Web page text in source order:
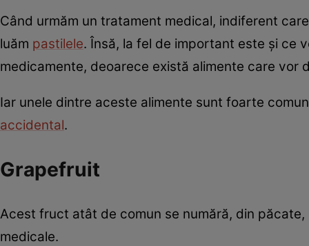
Când urmăm un tratament medical, indiferent
luăm pastilele. Însă, la fel de important este și ce
medicamente, deoarece există alimente care
Iar unele dintre aceste alimente sunt foarte
accidental.
Grapefruit
Acest fruct atât de comun se numără, din
medicale.